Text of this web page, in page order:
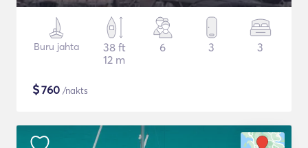
Buru jahta
38 ft
12 m
6 3 3
$760 /nakts